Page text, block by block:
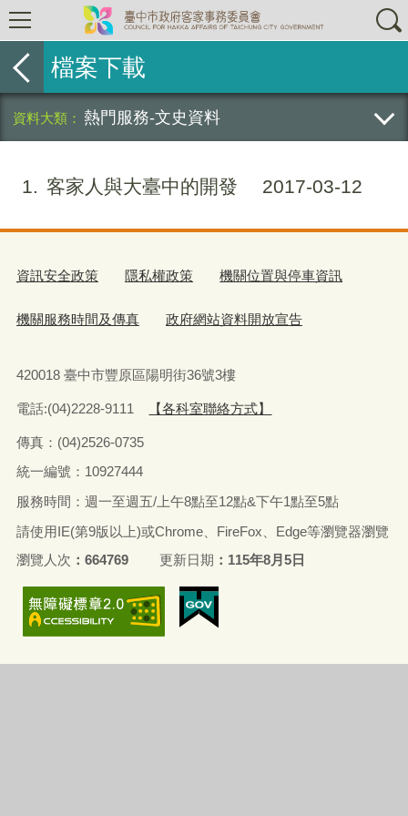
檔案下載
熱門服務-文史資料
1 客家人與大臺中的開發 2017-03-12
資訊安全政策 隱私權政策 機關位置與停車資訊
機關服務時間及傳真 政府網站資料開放宣告
420018 臺中市豐原區陽明街36號3樓
電話:(04)2228-9111 【各科室聯絡方式】
傳真：(04)2526-0735
統一編號：10927444
服務時間：週一至週五/上午8點至12點&下午1點至5點
請使用IE(第9版以上)或Chrome、FireFox、Edge等瀏覽器瀏覽
瀏覽人次
664769 更新日期 115年8月5日